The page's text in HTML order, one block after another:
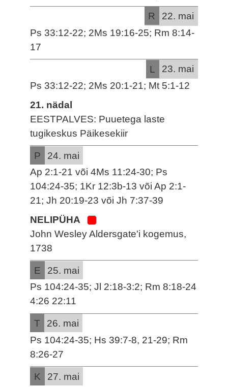
R
22. mai
Ps 33:12-22; 2Ms 19:16-25; Rm 8:14-
17
L
23. mai
Ps 33:12-22; 2Ms 20:1-21; Mt 5:1-12
21. nädal
EESTPALVES: Puuetega laste
tugikeskus Päikesekiir
P
24. mai
Ap 2:1-21 või 4Ms 11:24-30; Ps
104:24-35; 1Kr 12:3b-13 või Ap 2:1-
21; Jh 20:19-23 või Jh 7:37-39
NELIPÜHA
John Wesley Aldersgate'i kogemus,
1738
E
25. mai
Ps 104:24-35; Jl 2:18-3:2; Rm 8:18-24
4:26 22:11
T
26. mai
Ps 104:24-35; Hs 39:7-8, 21-29; Rm
8:26-27
K
27. mai